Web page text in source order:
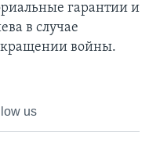
гарантии и
в случае
войны.
us